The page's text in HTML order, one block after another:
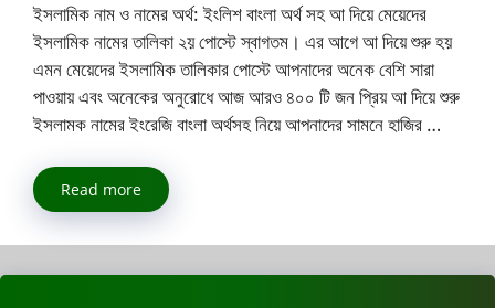
ইসলামিক নাম ও নামের অর্থ: ইংলিশ বাংলা অর্থ সহ আ দিয়ে মেয়েদের
ইসলামিক নামের তালিকা ২য় পোস্টে স্বাগতম। এর আগে আ দিয়ে শুরু হয়
এমন মেয়েদের ইসলামিক তালিকার পোস্টে আপনাদের অনেক বেশি সারা
পাওয়ায় এবং অনেকের অনুরোধে আজ আরও ৪০০ টি জন প্রিয় আ দিয়ে শুরু
ইসলামক নামের ইংরেজি বাংলা অর্থসহ নিয়ে আপনাদের সামনে হাজির …
Read more